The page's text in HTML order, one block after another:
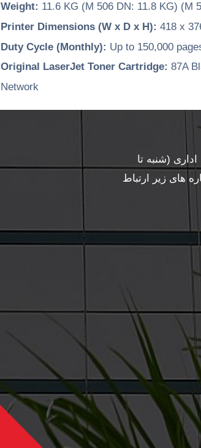
Weight: 11.6 KG (M 506 DN: 11.8 KG) (M
Printer Dimensions (W x D x H): 418 x
Duty Cycle (Monthly): Up to 150,000
Original LaserJet Toner Cartridge: 87A
Network
(شنبه تا
و پنجشنبه ساعت 10 تا 13) با شماره های زیر ارتباط